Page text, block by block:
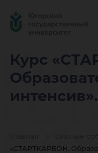
Курс
интенсив».
«СТАРТКАРБОН.